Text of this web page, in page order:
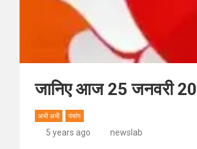
जानिए आज 25 जनवरी
अभी अभी पंचांग
5 years ago newslab